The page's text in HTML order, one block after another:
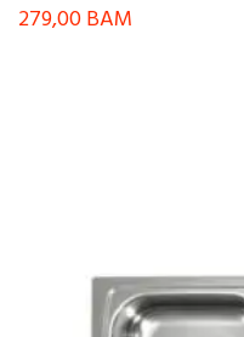
279,00BAM